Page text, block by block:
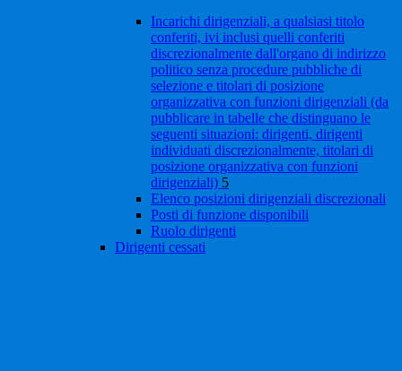
Incarichi dirigenziali, a qualsiasi titolo
conferiti, ivi inclusi quelli conferiti
discrezionalmente dall'organo di indirizzo
politico senza procedure pubbliche di
selezione e titolari di posizione
organizzativa con funzioni dirigenziali (da
pubblicare in tabelle che distinguano le
seguenti situazioni: dirigenti, dirigenti
individuati discrezionalmente, titolari di
posizione organizzativa con funzioni
dirigenziali) 5
Elenco posizioni dirigenziali discrezionali
Posti di funzione disponibili
Ruolo dirigenti
Dirigenti cessati